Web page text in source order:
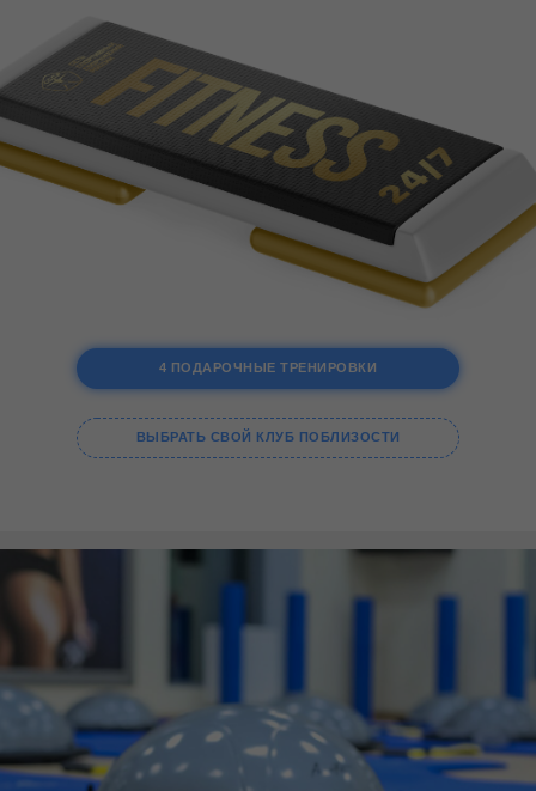
4 ПОДАРОЧНЫЕ ТРЕНИРОВКИ
ВЫБРАТЬ СВОЙ КЛУБ ПОБЛИЗОСТИ